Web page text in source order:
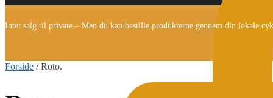
Intet salg til private – Men du kan bestille produkterne gennem din lokale
Forside /Roto.